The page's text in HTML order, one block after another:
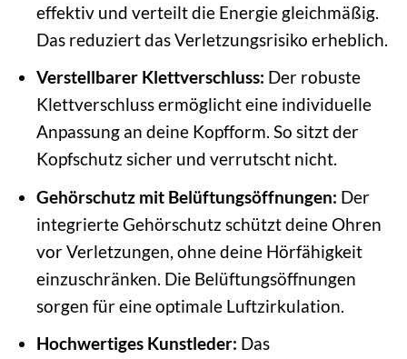
effektiv und verteilt die Energie gleichmäßig.
Das reduziert das Verletzungsrisiko erheblich.
Verstellbarer Klettverschluss: Der robuste
Klettverschluss ermöglicht eine individuelle
Anpassung an deine Kopfform. So sitzt der
Kopfschutz sicher und verrutscht nicht.
Gehörschutz mit Belüftungsöffnungen: Der
integrierte Gehörschutz schützt deine Ohren
vor Verletzungen, ohne deine Hörfähigkeit
einzuschränken. Die Belüftungsöffnungen
sorgen für eine optimale Luftzirkulation.
Hochwertiges Kunstleder: Das